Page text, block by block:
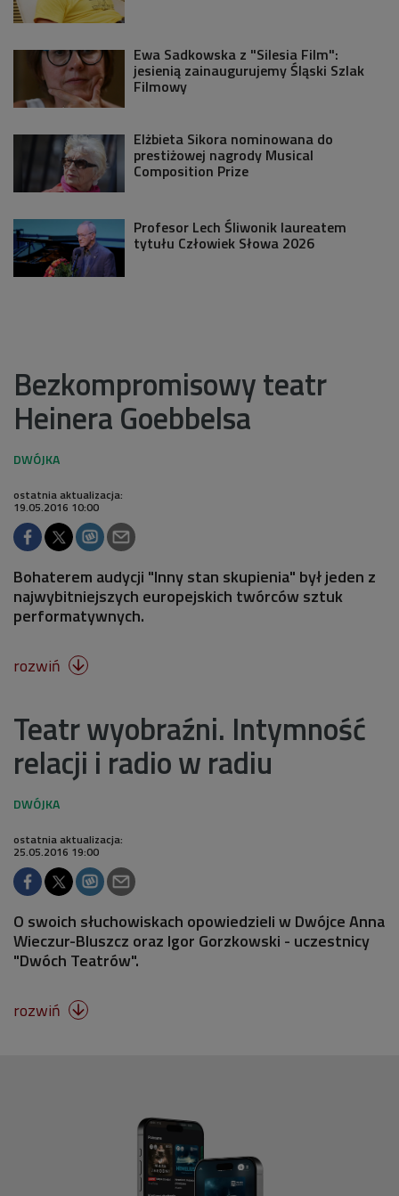
Ewa Sadkowska z "Silesia Film":
jesienią zainaugurujemy Śląski Szlak
Filmowy
Elżbieta Sikora nominowana do
prestiżowej nagrody Musical
Composition Prize
Profesor Lech Śliwonik laureatem
tytułu Człowiek Słowa 2026
Bezkompromisowy teatr
Heinera Goebbelsa
ostatnia aktualizacja:
19.05.2016 10:00
Bohaterem audycji "Inny stan skupienia" był jeden z
najwybitniejszych europejskich twórców sztuk
performatywnych.
rozwiń 
Teatr wyobraźni. Intymność
relacji i radio w radiu
ostatnia aktualizacja:
25.05.2016 19:00
O swoich słuchowiskach opowiedzieli w Dwójce Anna
Wieczur-Bluszcz oraz Igor Gorzkowski - uczestnicy
"Dwóch Teatrów".
rozwiń 